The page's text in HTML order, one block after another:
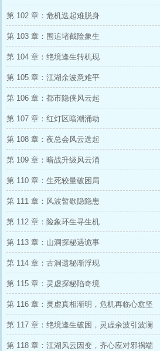
第 102 章：危机迭起难脱身
第 103 章：围追堵截险象生
第 104 章：绝境逢生转机现
第 105 章：江湖余波意难平
第 106 章：都市隐侠风云起
第 107 章：红灯区暗潮涌动
第 108 章：夜总会风云迭起
第 109 章：暗战升级风云涌
第 110 章：生死较量破困局
第 111 章：风波暂歇隐隐患
第 112 章：险象环生寻生机
第 113 章：山洞探秘遇诡事
第 114 章：古洞遗秘渐浮现
第 115 章：灵虚探秘陷奇境
第 116 章：灵虚真相渐明，危机再临心愈坚
第 117 章：绝境逢生破困，灵虚余波引波澜
第 118 章：江湖风云因变，齐心应对邪祸端